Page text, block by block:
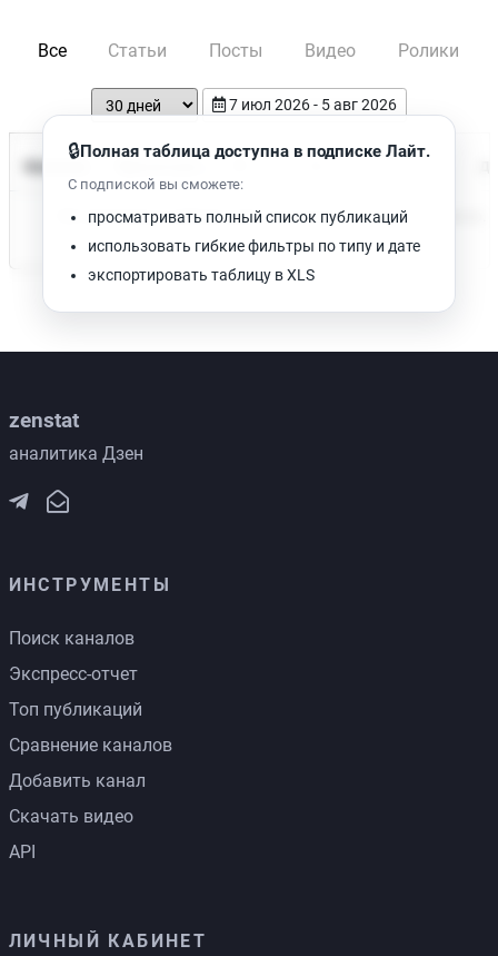
Все Статьи Посты Видео Ролики
7 июл 2026 - 5 авг 2026
Время чтения
Нет доступных публикаций. Попробуйте изменить фильтр.
🔒Полная таблица доступна в подписке Лайт.
С подпиской вы сможете:
просматривать полный список публикаций
использовать гибкие фильтры по типу и дате
экспортировать таблицу в XLS
zenstat
аналитика Дзен
ИНСТРУМЕНТЫ
Поиск каналов
Экспресс-отчет
Топ публикаций
Сравнение каналов
Добавить канал
Скачать видео
API
ЛИЧНЫЙ КАБИНЕТ